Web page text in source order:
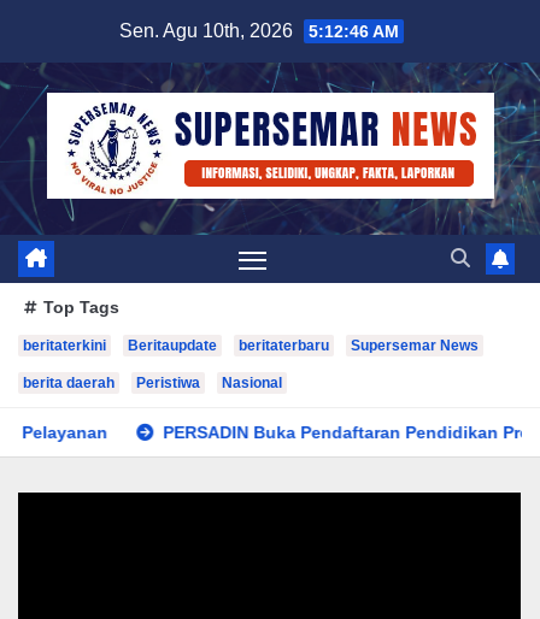
content
Sen. Agu 10th, 2026 5:12:47 AM
Top Tags
beritaterkini Beritaupdate beritaterbaru Supersemar News
berita daerah Peristiwa Nasional
PERSADIN Buka Pendaftaran Pendidikan Profesi